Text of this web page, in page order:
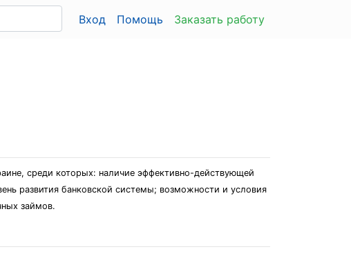
Вход Помощь Заказать работу
среди которых: наличие эффективно-действующей
развития банковской системы; возможности и условия
займов.